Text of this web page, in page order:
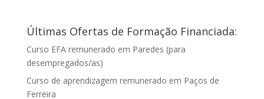
Últimas Ofertas de Formação Financiada:
Curso EFA remunerado em Paredes (para
desempregados/as)
Curso de aprendizagem remunerado em Paços de
Ferreira